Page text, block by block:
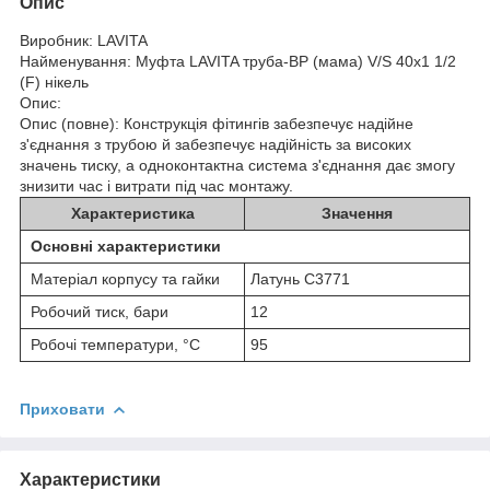
Виробник: LAVITA
Найменування: Муфта LAVITA труба-ВР (мама) V/S 40x1 1/2
(F) нікель
Опис:
Опис (повне): Конструкція фітингів забезпечує надійне
з'єднання з трубою й забезпечує надійність за високих
значень тиску, а одноконтактна система з'єднання дає змогу
знизити час і витрати під час монтажу.
Характеристика
Значення
Основні характеристики
Матеріал корпусу та гайки
Латунь C3771
Робочий тиск, бари
12
Робочі температури, °C
95
Приховати
Характеристики